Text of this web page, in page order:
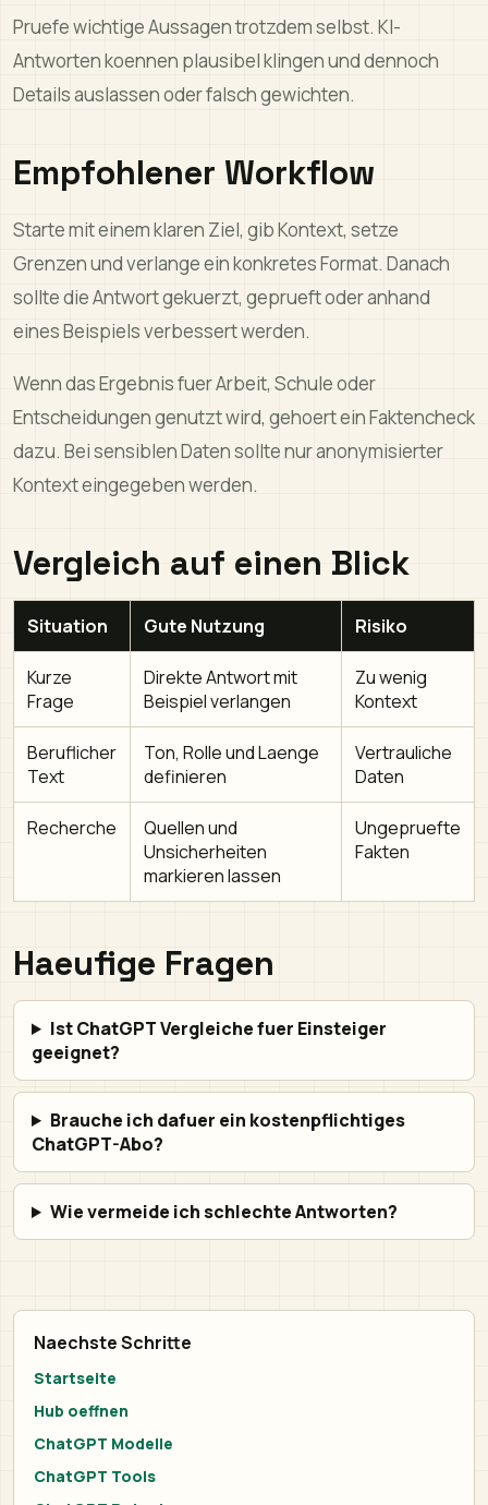
Pruefe wichtige Aussagen trotzdem selbst. KI-
Antworten koennen plausibel klingen und dennoch
Details auslassen oder falsch gewichten.
Empfohlener Workflow
Starte mit einem klaren Ziel, gib Kontext, setze
Grenzen und verlange ein konkretes Format. Danach
sollte die Antwort gekuerzt, geprueft oder anhand
eines Beispiels verbessert werden.
Wenn das Ergebnis fuer Arbeit, Schule oder
Entscheidungen genutzt wird, gehoert ein Faktencheck
dazu. Bei sensiblen Daten sollte nur anonymisierter
Kontext eingegeben werden.
Vergleich auf einen Blick
Situation Gute Nutzung Risiko
Kurze
Frage
Direkte Antwort mit
Beispiel verlangen
Zu wenig
Kontext
Beruflicher
Text
Ton, Rolle und Laenge
definieren
Vertrauliche
Daten
Recherche
Quellen und
Unsicherheiten
markieren lassen
Ungepruefte
Fakten
Haeufige Fragen
Ist ChatGPT Vergleiche fuer Einsteiger
geeignet?
Brauche ich dafuer ein kostenpflichtiges
ChatGPT-Abo?
Wie vermeide ich schlechte Antworten?
Naechste Schritte
Startseite
Hub oeffnen
ChatGPT Modelle
ChatGPT Tools